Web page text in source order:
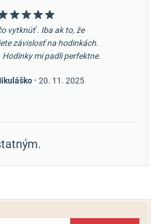
vytknúť . Iba ak to, že
závislosť na hodinkách.
Hodinky mi padli perfektne.
• 20. 11. 2025